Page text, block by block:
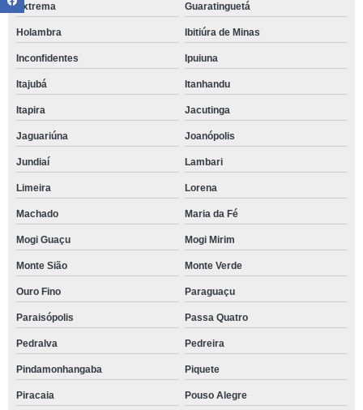
Extrema Guaratinguetá
Holambra Ibitiúra de Minas
Inconfidentes Ipuiuna
Itajubá Itanhandu
Itapira Jacutinga
Jaguariúna Joanópolis
Jundiaí Lambari
Limeira Lorena
Machado Maria da Fé
Mogi Guaçu Mogi Mirim
Monte Sião Monte Verde
Ouro Fino Paraguaçu
Paraisópolis Passa Quatro
Pedralva Pedreira
Pindamonhangaba Piquete
Piracaia Pouso Alegre